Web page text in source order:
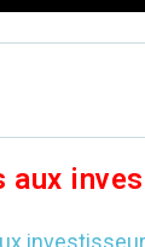
aux